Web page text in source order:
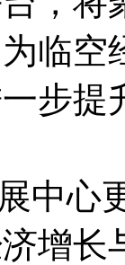
临空
步提
中心
增长